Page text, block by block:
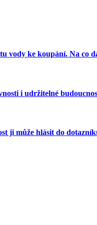
vody ke koupání. Na co
i udržitelné
ji může hlásit do